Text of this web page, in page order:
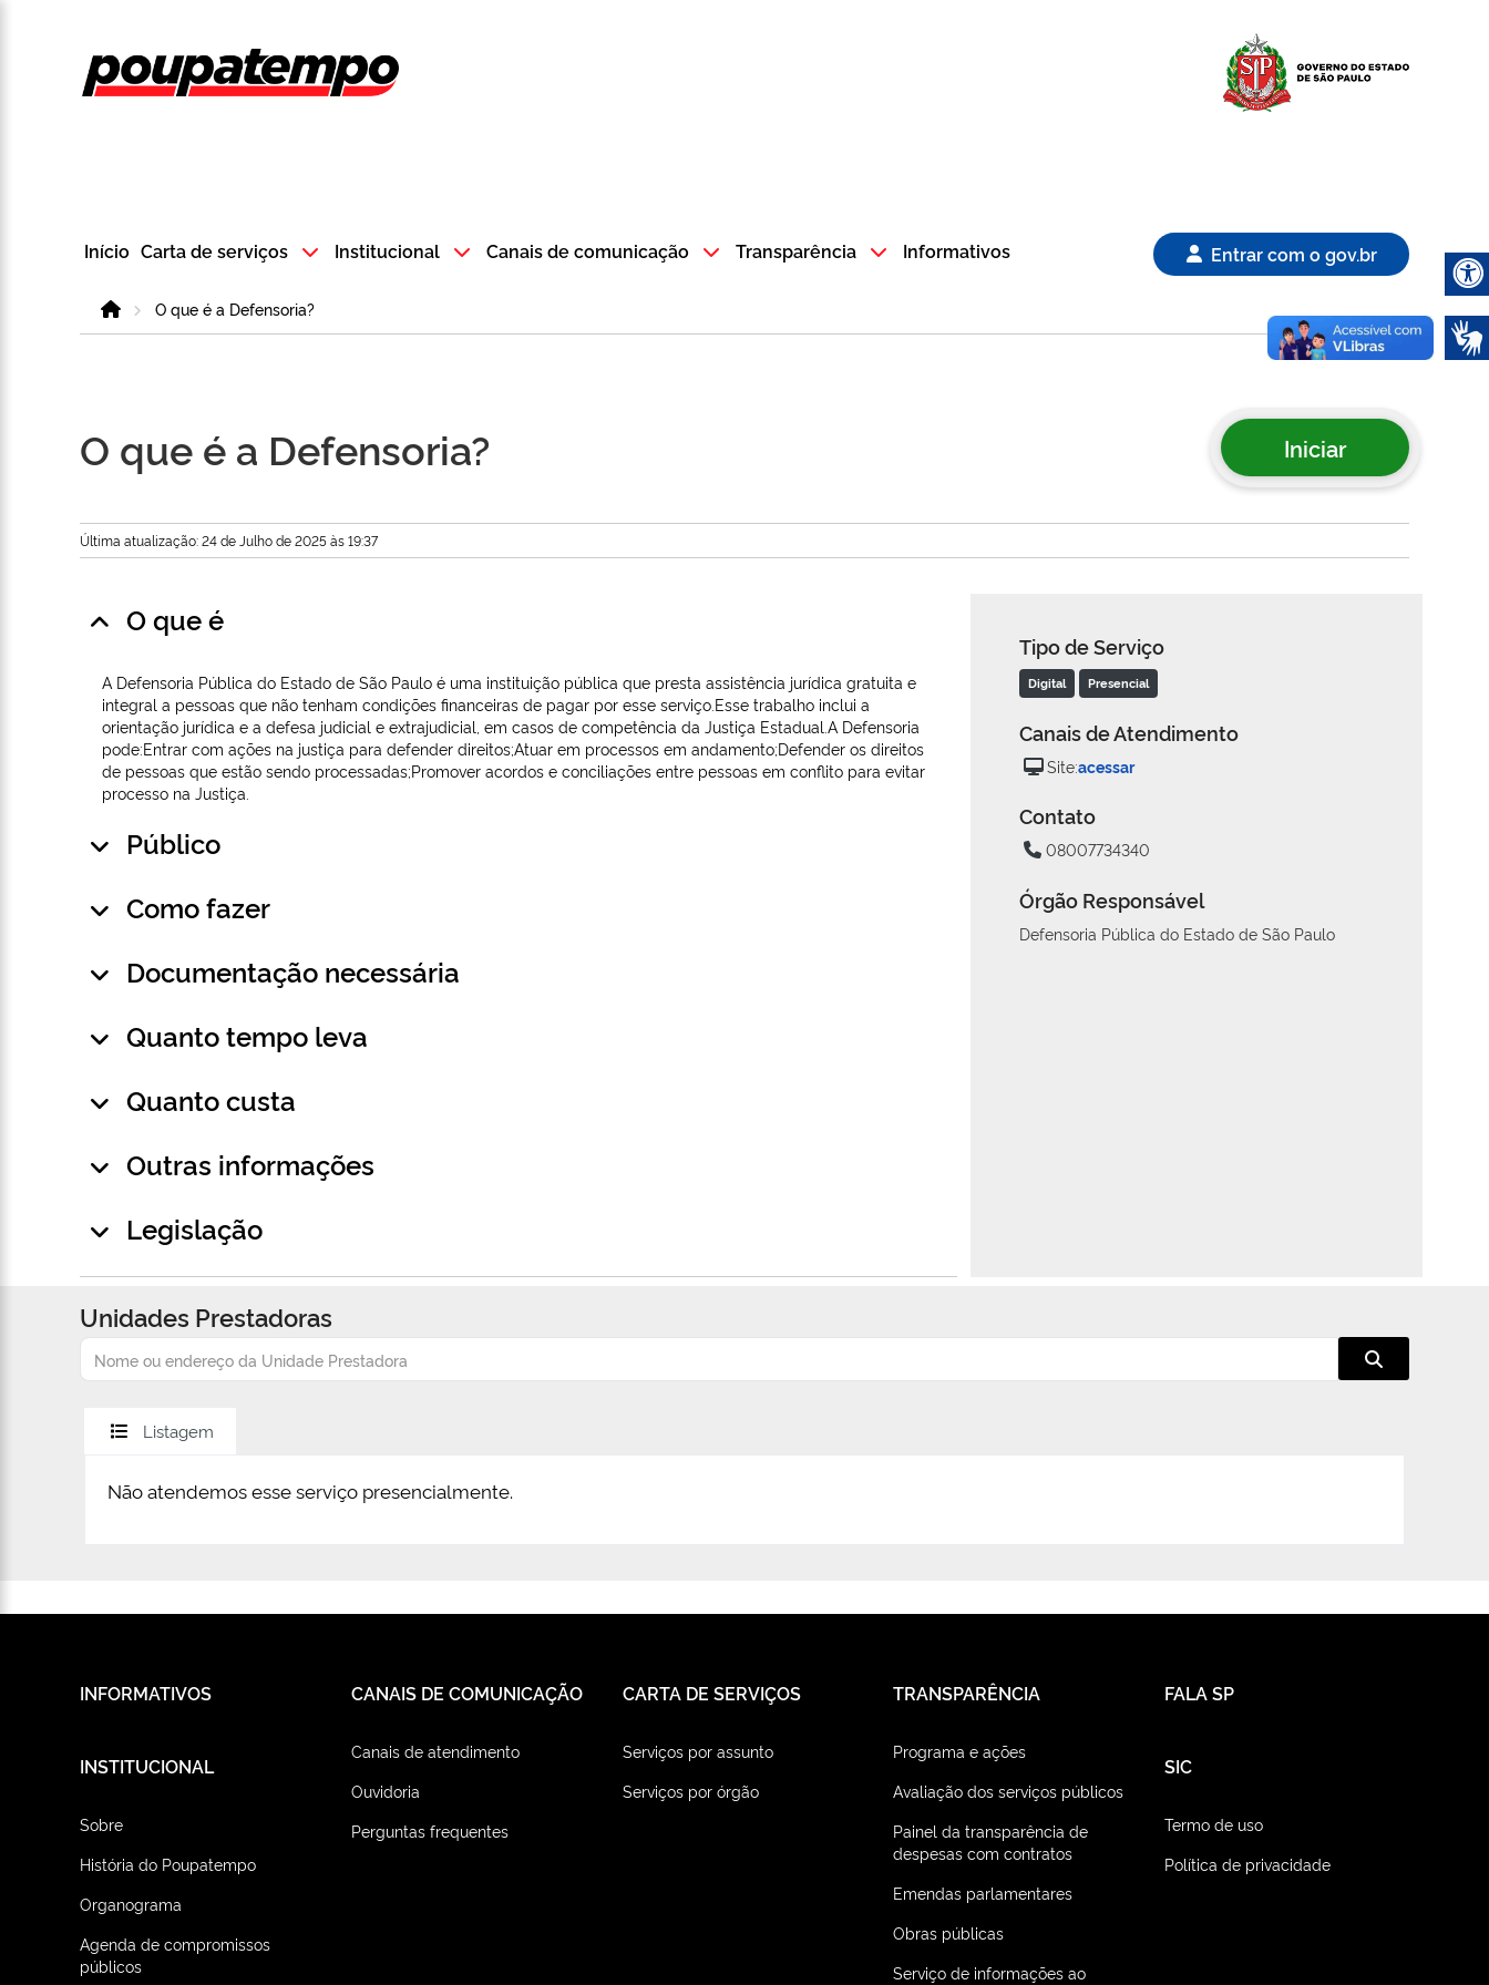
Logo do Poupatempo SP GOV BR direciona para a página inicial
Início Carta de serviços Institucional Canais de comunicação Transparência Informativos Entrar com o gov.br
HomeO que é a Defensoria?
O que é a Defensoria? Iniciar
Última atualização: 24 de Julho de 2025 às 19:37
O que é
A Defensoria Pública do Estado de São Paulo é uma instituição pública que presta assistência jurídica gratuita e
integral a pessoas que não tenham condições financeiras de pagar por esse serviço.Esse trabalho inclui a
orientação jurídica e a defesa judicial e extrajudicial, em casos de competência da Justiça Estadual.A Defensoria
pode:Entrar com ações na justiça para defender direitos;Atuar em processos em andamento;Defender os direitos
de pessoas que estão sendo processadas;Promover acordos e conciliações entre pessoas em conflito para evitar
processo na Justiça.
Público
Como fazer
Documentação necessária
Quanto tempo leva
Quanto custa
Outras informações
Legislação
Tipo de Serviço
Digital Presencial
Canais de Atendimento
Site:acessar
Contato
08007734340
Órgão Responsável
Defensoria Pública do Estado de São Paulo
Unidades Prestadoras
Listagem
Não atendemos esse serviço presencialmente.
INFORMATIVOS CANAIS DE COMUNICAÇÃO
Canais de atendimento
Ouvidoria
Perguntas frequentes
CARTA DE SERVIÇOS
Serviços por assunto
Serviços por órgão
TRANSPARÊNCIA
Programa e ações
Avaliação dos serviços públicos
Painel da transparência de
despesas com contratos
Emendas parlamentares
Obras públicas
Serviço de informações ao
FALA SP
INSTITUCIONAL
Sobre
História do Poupatempo
Organograma
Agenda de compromissos
públicos
SIC
Termo de uso
Política de privacidade